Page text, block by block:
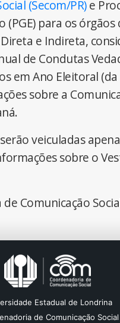
(Secom/PR)e
(PGE) para os órgãos
e Indireta,
de Condutas
em Ano Eleitoral (da
sobre a
veiculadas
sobre o
Comunicação
Estadual de Londrina
de Comunicação Social